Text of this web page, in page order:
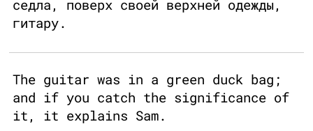
седла, поверх своей верхней одежды,
гитару.
The guitar was in a green duck bag;
and if you catch the significance of
it, it explains Sam.